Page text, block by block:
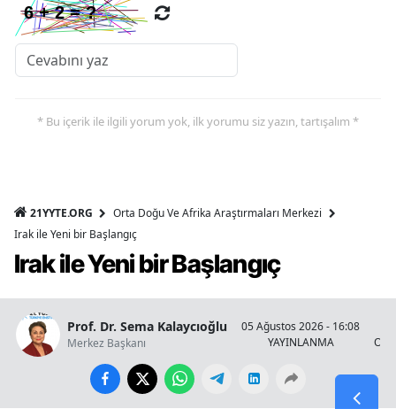
* Bu içerik ile ilgili yorum yok, ilk yorumu siz yazın, tartışalım *
21YYTE.ORG
Orta Doğu Ve Afrika Araştırmaları Merkezi
Irak ile Yeni bir Başlangıç
Irak ile Yeni bir Başlangıç
Prof. Dr. Sema Kalaycıoğlu
Merkez Başkanı
05 Ağustos 2026 - 16:08
YAYINLANMA